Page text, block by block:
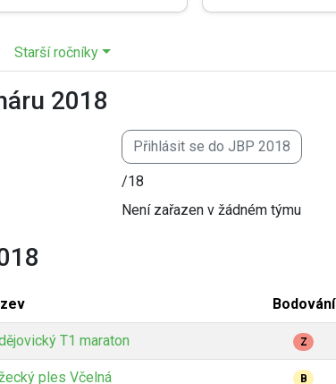
Starší ročníky
2018
Přihlásit se do JBP 2018
/18
Není zařazen v žádném týmu
Bodování
T1 maraton Z
ples Včelná B